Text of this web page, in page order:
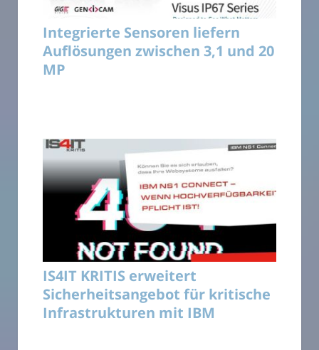
Integrierte Sensoren liefern
Auflösungen zwischen 3,1 und 20
MP
IS4IT KRITIS erweitert
Sicherheitsangebot für kritische
Infrastrukturen mit IBM